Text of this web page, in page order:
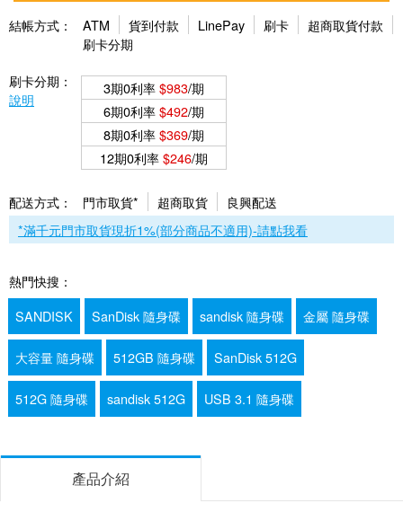
結帳方式： ATM 貨到付款 LinePay 刷卡
超商取貨付款
刷卡分期
刷卡分期：
說明
3期0利率$983/期
6期0利率$492/期
8期0利率$369/期
12期0利率$246/期
配送方式： 門市取貨* 超商取貨
良興配送
*滿千元門市取貨現折1%(部分商品不適用)-請點我看
熱門快搜：
SANDISK
SanDisk 隨身碟 sandisk 隨身碟 金屬 隨身碟
大容量 隨身碟 512GB 隨身碟 SanDisk 512G
512G 隨身碟 sandisk 512G USB 3.1 隨身碟
產品介紹